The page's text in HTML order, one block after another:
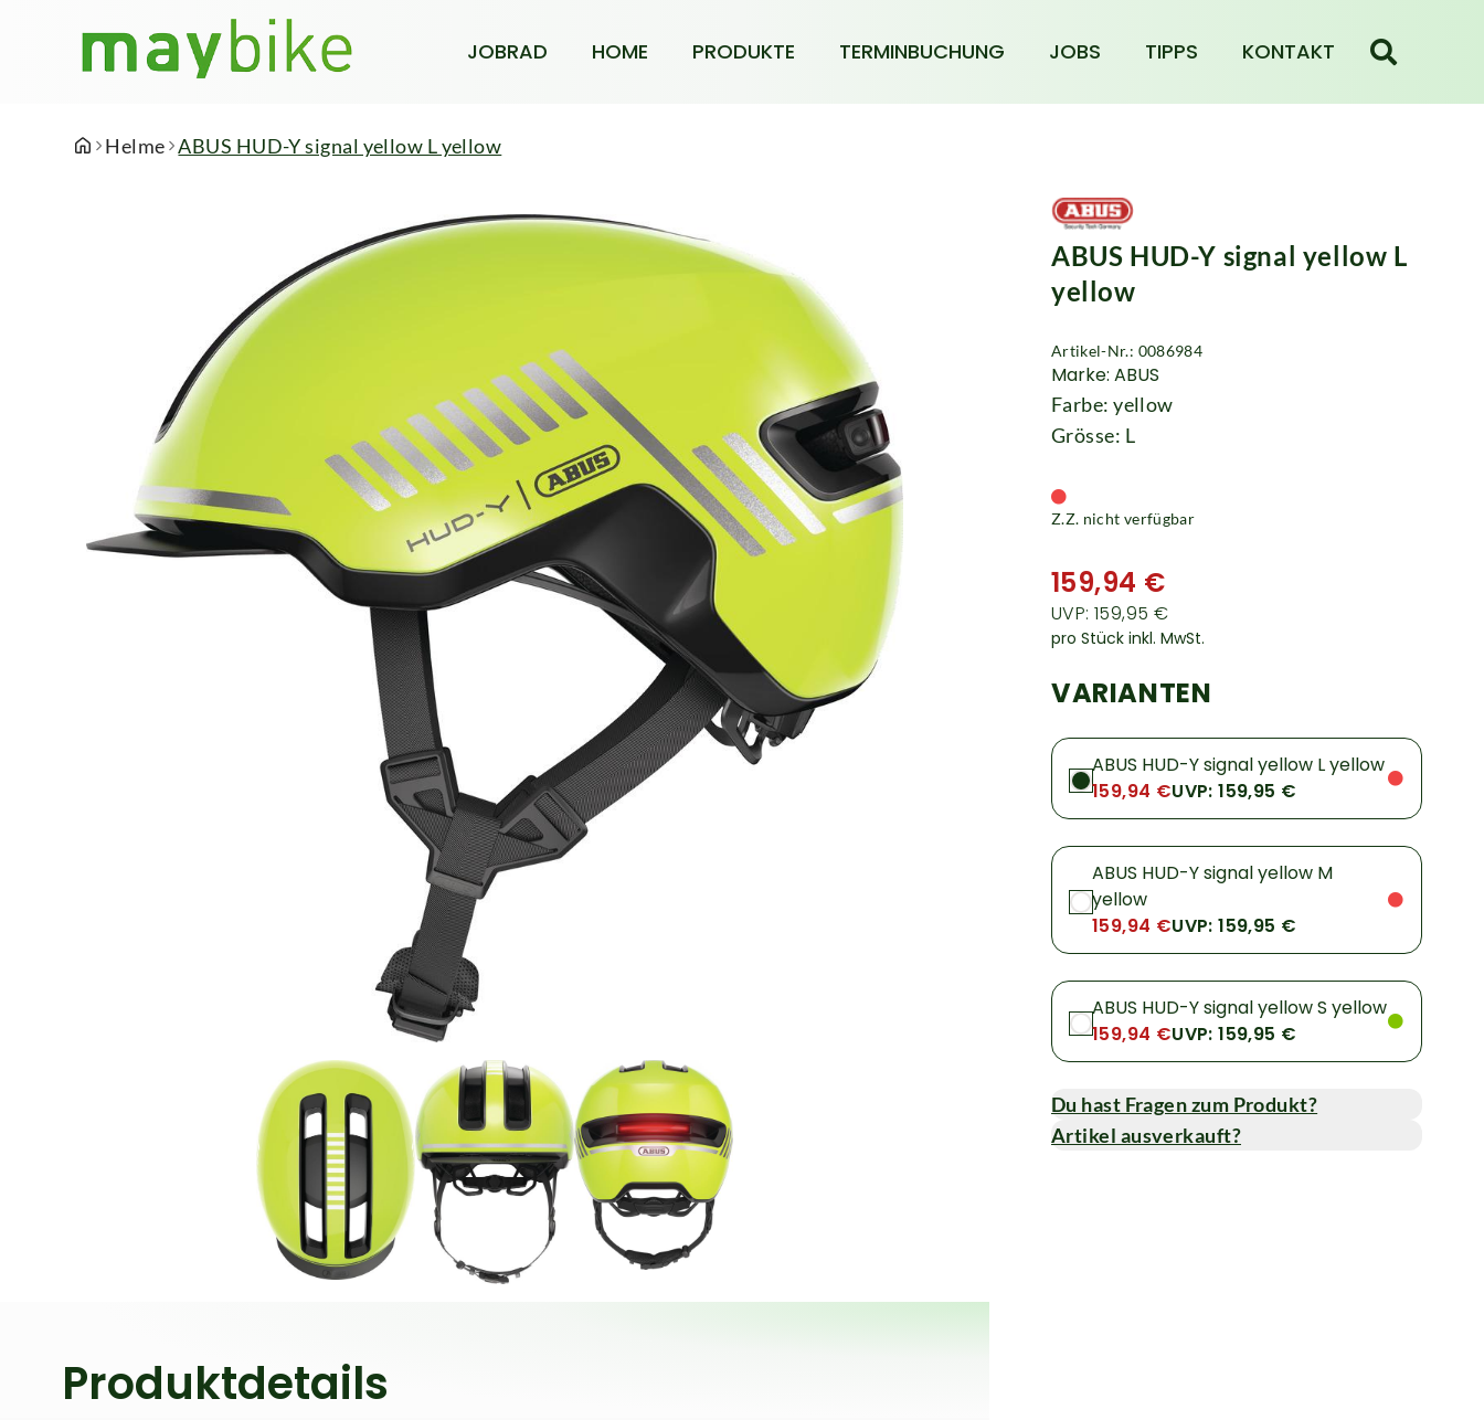
JOBRAD HOME PRODUKTE TERMINBUCHUNG JOBS TIPPS KONTAKT
Helme ABUS HUD-Y signal yellow L yellow
Produktdetails
ABUS HUD-Y signal yellow L
yellow
Artikel-Nr.: 0086984
Marke: ABUS
Farbe: yellow
Grösse: L
Z.Z. nicht verfügbar
159,94 €
UVP: 159,95 €
pro Stück inkl. MwSt.
VARIANTEN
ABUS HUD-Y signal yellow L yellow
159,94 €UVP: 159,95 €
ABUS HUD-Y signal yellow M
yellow
159,94 €UVP: 159,95 €
ABUS HUD-Y signal yellow S yellow
159,94 €UVP: 159,95 €
Du hast Fragen zum Produkt?
Artikel ausverkauft?